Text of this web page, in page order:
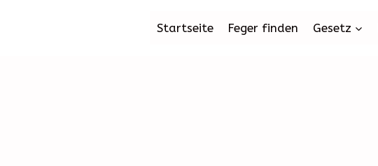
Startseite Feger finden Gesetz